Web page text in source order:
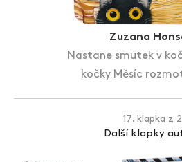
Zuzana
Nastane smutek v
kočky Měsíc
17. klapka z
Další klapky